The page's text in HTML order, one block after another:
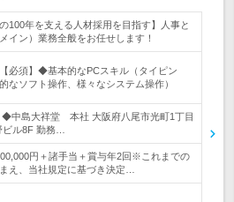
100年を支える人材採用を目指す】人事と
イン）業務全般をお任せします！
必須】◆基本的なPCスキル（タイピン
なソフト操作、様々なシステム操作）
◆中島大祥堂 本社 大阪府八尾市光町1丁目
ル8F 勤務…
円＋諸手当＋賞与年2回※これまでの
え、当社規定に基づき決定…